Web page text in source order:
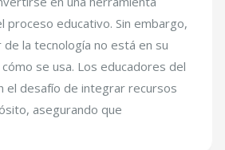
proceso educativo. Sin embargo,
la tecnología no está en su
se usa. Los educadores del
el desafío de integrar recursos
asegurando que